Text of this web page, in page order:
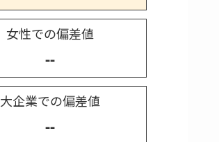
女性での偏差値
--
大企業での偏差値
--